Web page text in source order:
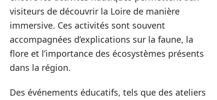
visiteurs de découvrir la Loire de manière
immersive. Ces activités sont souvent
accompagnées d’explications sur la faune, la
flore et l’importance des écosystèmes présents
dans la région.
Des événements éducatifs, tels que des ateliers